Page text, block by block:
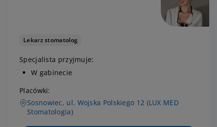
Lekarz stomatolog
Specjalista przyjmuje:
W gabinecie
Placówki:
Sosnowiec, ul. Wojska Polskiego 12 (LUX MED
Stomatologia)